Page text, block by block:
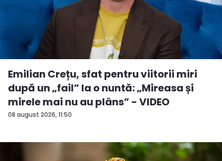
08 august 2026, 11:50
Emilian Crețu, sfat pentru viitorii miri
după un „fail” la o nuntă: „Mireasa și
mirele mai nu au plâns” - VIDEO